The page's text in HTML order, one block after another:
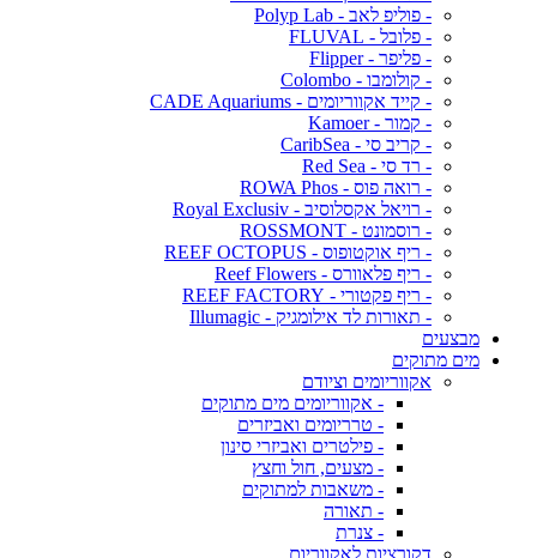
- פוליפ לאב - Polyp Lab
- פלובל - FLUVAL
- פליפר - Flipper
- קולומבו - Colombo
- קייד אקווריומים - CADE Aquariums
- קמור - Kamoer
- קריב סי - CaribSea
- רד סי - Red Sea
- רואה פוס - ROWA Phos
- רויאל אקסלוסיב - Royal Exclusiv
- רוסמונט - ROSSMONT
- ריף אוקטופוס - REEF OCTOPUS
- ריף פלאוורס - Reef Flowers
- ריף פקטורי - REEF FACTORY
- תאורות לד אילומגיק - Illumagic
מבצעים
מים מתוקים
אקווריומים וציודם
- אקווריומים מים מתוקים
- טרריומים ואביזרים
- פילטרים ואביזרי סינון
- מצעים, חול וחצץ
- משאבות למתוקים
- תאורה
- צנרת
דקורציות לאקווריום